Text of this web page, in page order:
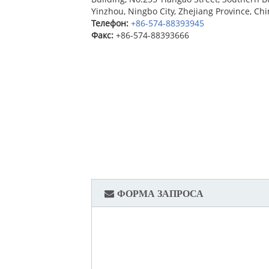
Yinzhou, Ningbo City, Zhejiang Province,
Телефон: +86-574-88393945
Факс: +86-574-88393666
ФОРМА ЗАПРОСА